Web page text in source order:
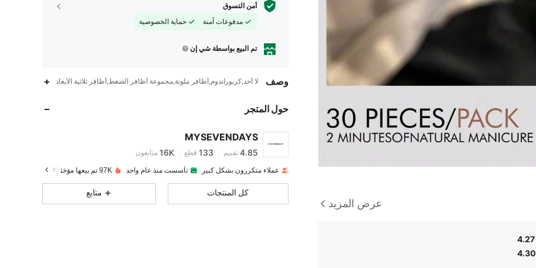
عرض المزيد
4.27
4.30
أمن التسوق
مدفوعات آمنة
حماية الخصوصية
تم البيع بواسطة شي إن
وصف لا أحد,كربوراندوم,أظافر ملونة,مجموعة أظافر الضغط,أظافر ثلاثية الأبعاد
حول المتجر
MYSEVENDAYS
4.85
133
16K
4.85
4.85
133 قطع 16K متابعون
a***w تم دفعمنذ 1 يوم
4.85
133
16K
عملاء متكررون بشكل كبير تأسست منذ عام واحد 97K تم بيعها مؤخرًا
كل المنتجات متابع